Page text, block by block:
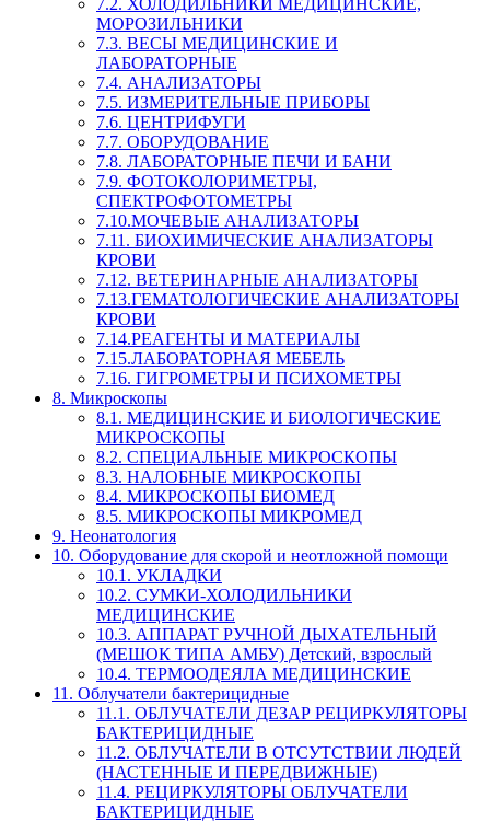
7.2. ХОЛОДИЛЬНИКИ МЕДИЦИНСКИЕ,
МОРОЗИЛЬНИКИ
7.3. ВЕСЫ МЕДИЦИНСКИЕ И
ЛАБОРАТОРНЫЕ
7.4. АНАЛИЗАТОРЫ
7.5. ИЗМЕРИТЕЛЬНЫЕ ПРИБОРЫ
7.6. ЦЕНТРИФУГИ
7.7. ОБОРУДОВАНИЕ
7.8. ЛАБОРАТОРНЫЕ ПЕЧИ И БАНИ
7.9. ФОТОКОЛОРИМЕТРЫ,
СПЕКТРОФОТОМЕТРЫ
7.10.МОЧЕВЫЕ АНАЛИЗАТОРЫ
7.11. БИОХИМИЧЕСКИЕ АНАЛИЗАТОРЫ
КРОВИ
7.12. ВЕТЕРИНАРНЫЕ АНАЛИЗАТОРЫ
7.13.ГЕМАТОЛОГИЧЕСКИЕ АНАЛИЗАТОРЫ
КРОВИ
7.14.РЕАГЕНТЫ И МАТЕРИАЛЫ
7.15.ЛАБОРАТОРНАЯ МЕБЕЛЬ
7.16. ГИГРОМЕТРЫ И ПСИХОМЕТРЫ
8. Микроскопы
8.1. МЕДИЦИНСКИЕ И БИОЛОГИЧЕСКИЕ
МИКРОСКОПЫ
8.2. СПЕЦИАЛЬНЫЕ МИКРОСКОПЫ
8.3. НАЛОБНЫЕ МИКРОСКОПЫ
8.4. МИКРОСКОПЫ БИОМЕД
8.5. МИКРОСКОПЫ МИКРОМЕД
9. Неонатология
10. Оборудование для скорой и неотложной помощи
10.1. УКЛАДКИ
10.2. СУМКИ-ХОЛОДИЛЬНИКИ
МЕДИЦИНСКИЕ
10.3. АППАРАТ РУЧНОЙ ДЫХАТЕЛЬНЫЙ
(МЕШОК ТИПА АМБУ) Детский, взрослый
10.4. ТЕРМООДЕЯЛА МЕДИЦИНСКИЕ
11. Облучатели бактерицидные
11.1. ОБЛУЧАТЕЛИ ДЕЗАР РЕЦИРКУЛЯТОРЫ
БАКТЕРИЦИДНЫЕ
11.2. ОБЛУЧАТЕЛИ В ОТСУТСТВИИ ЛЮДЕЙ
(НАСТЕННЫЕ И ПЕРЕДВИЖНЫЕ)
11.4. РЕЦИРКУЛЯТОРЫ ОБЛУЧАТЕЛИ
БАКТЕРИЦИДНЫЕ